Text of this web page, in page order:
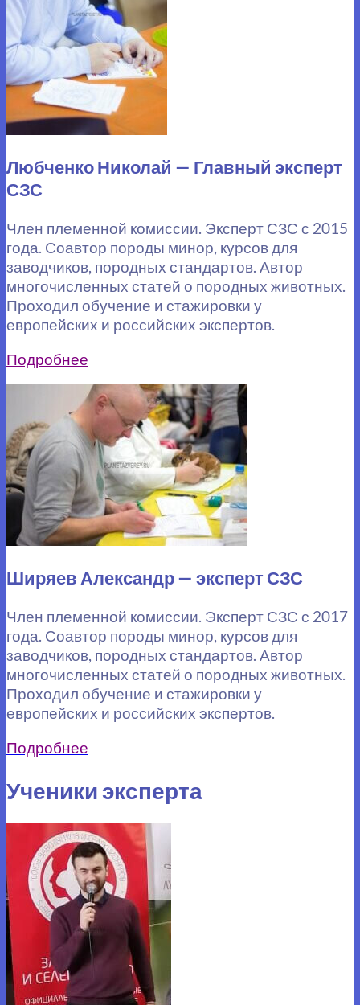
Любченко Николай — Главный эксперт
СЗС
Член племенной комиссии. Эксперт СЗС с 2015
года. Соавтор породы минор, курсов для
заводчиков, породных стандартов. Автор
многочисленных статей о породных животных.
Проходил обучение и стажировки у
европейских и российских экспертов.
Подробнее
Ширяев Александр — эксперт СЗС
Член племенной комиссии. Эксперт СЗС с 2017
года. Соавтор породы минор, курсов для
заводчиков, породных стандартов. Автор
многочисленных статей о породных животных.
Проходил обучение и стажировки у
европейских и российских экспертов.
Подробнее
Ученики эксперта